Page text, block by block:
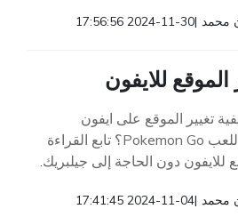
محمد |
2024-11-30 17:56:56
للايفون
تغيير الموقع على ايفون
16/15/14/13/12/11 للعب Pokemon Go؟ تابع القراءة
للايفون دون الحاجة إلى جيلبريك.
محمد |
2024-11-04 17:41:45